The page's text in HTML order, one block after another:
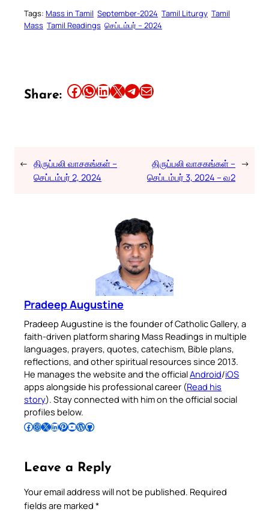
Tags: Mass in Tamil September-2024 Tamil Liturgy Tamil
Mass Tamil Readings செப்டம்பர் – 2024
Share: Share this article on Facebook Share this article on WhatsApp Share this article on LinkedIn Share this article on X Share this article on TelegramEmail this Article
← திருப்பலி வாசகங்கள் –
செப்டம்பர் 2, 2024
திருப்பலி வாசகங்கள் –
செப்டம்பர் 3, 2024 – வ2
→
Pradeep Augustine
Pradeep Augustine is the founder of Catholic Gallery, a
faith-driven platform sharing Mass Readings in multiple
languages, prayers, quotes, catechism, Bible plans,
reflections, and other spiritual resources since 2013.
He manages the website and the officialAndroid/iOS
apps alongside his professional career (Read his
story). Stay connected with him on the official social
profiles below.
Follow Pradeep on Facebook Follow Pradeep on InstagramFollow Pradeep on X Follow Pradeep on LinkedIn Follow Pradeep on Pinterest Subscribe to Pradeep’s Youtube Channel Follow Pradeep on WordPress Follow Pradeep on GitHub
Leave a Reply
Your email address will not be published. Required
fields are marked *